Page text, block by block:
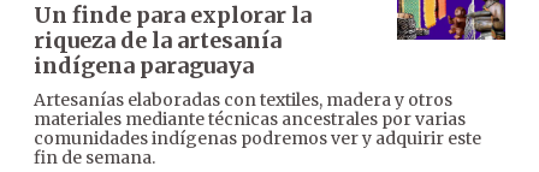
Un finde para explorar la
riqueza de la artesanía
indígena paraguaya
Artesanías elaboradas con textiles, madera y otros
materiales mediante técnicas ancestrales por varias
comunidades indígenas podremos ver y adquirir este
fin de semana.